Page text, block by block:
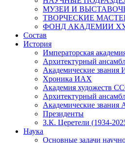
МУЗЕИ И
ТВОРЧЕСКИЕ
ФОНД АКАДЕМИИ
Состав
История
Императорская
Архитектурный
Академические
Хроника ИАХ
Академия художеств
Архитектурный
Академические
Президенты
З.К. Церетели (1934-
Наука
Основные задачи